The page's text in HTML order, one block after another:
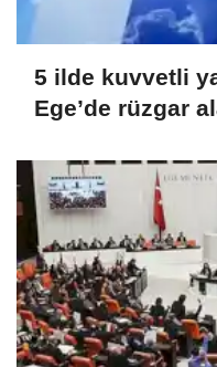
5 ilde kuvvetli
Ege’de rüzgar